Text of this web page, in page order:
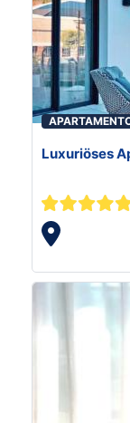
Luxuriöses